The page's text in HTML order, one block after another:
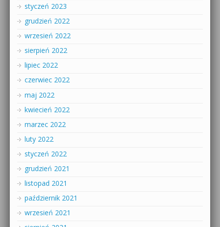
styczeń 2023
grudzień 2022
wrzesień 2022
sierpień 2022
lipiec 2022
czerwiec 2022
maj 2022
kwiecień 2022
marzec 2022
luty 2022
styczeń 2022
grudzień 2021
listopad 2021
październik 2021
wrzesień 2021